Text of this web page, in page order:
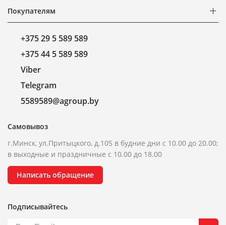
Покупателям
+375 29 5 589 589
+375 44 5 589 589
Viber
Telegram
5589589@agroup.by
Самовывоз
г.Минск, ул.Притыцкого, д.105 в будние дни с 10.00 до 20.00;
в выходные и праздничные с 10.00 до 18.00
Написать обращение
Подписывайтесь